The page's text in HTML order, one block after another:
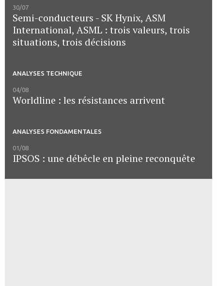
30/07
Semi-conducteurs - SK Hynix, ASM
International, ASML : trois valeurs, trois
situations, trois décisions
ANALYSES TECHNIQUE
04/08
Worldline : les résistances arrivent
ANALYSES FONDAMENTALES
01/08
IPSOS : une débêcle en pleine reconquête